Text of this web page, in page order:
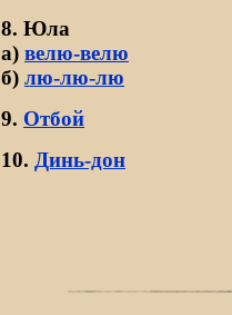
8. Юла
а) велю-велю
б) лю-лю-лю
9. Отбой
10. Динь-дон